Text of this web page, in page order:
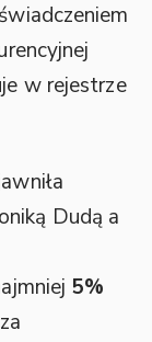
w rejestrze
Dudą a
5%